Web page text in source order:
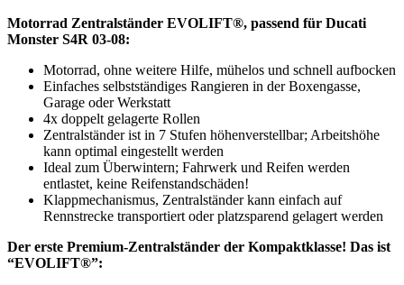
Motorrad Zentralständer EVOLIFT®, passend für Ducati
Monster S4R 03-08:
Motorrad, ohne weitere Hilfe, mühelos und schnell aufbocken
Einfaches selbstständiges Rangieren in der Boxengasse,
Garage oder Werkstatt
4x doppelt gelagerte Rollen
Zentralständer ist in 7 Stufen höhenverstellbar; Arbeitshöhe
kann optimal eingestellt werden
Ideal zum Überwintern; Fahrwerk und Reifen werden
entlastet, keine Reifenstandschäden!
Klappmechanismus, Zentralständer kann einfach auf
Rennstrecke transportiert oder platzsparend gelagert werden
Der erste Premium-Zentralständer der Kompaktklasse! Das ist
“EVOLIFT®”: